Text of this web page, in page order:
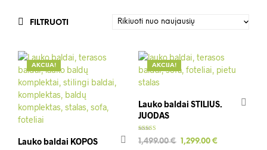
FILTRUOTI
AKCIJA!
Lauko baldai KOPOS
AKCIJA!
Lauko baldai STILIUS.
JUODAS
Įvertinimas:
5.00
1,499.00€ Original
1,299.00 €Current